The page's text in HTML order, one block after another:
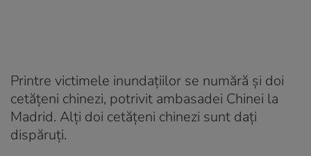
Printre victimele inundaţiilor se numără şi doi
cetăţeni chinezi, potrivit ambasadei Chinei la
Madrid. Alţi doi cetăţeni chinezi sunt daţi
dispăruţi.